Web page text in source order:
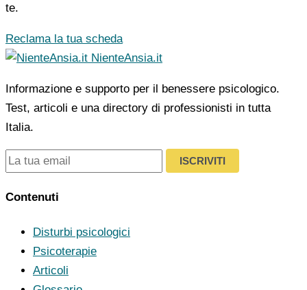
te.
Reclama la tua scheda
NienteAnsia.it
Informazione e supporto per il benessere psicologico.
Test, articoli e una directory di professionisti in tutta
Italia.
ISCRIVITI
Contenuti
Disturbi psicologici
Psicoterapie
Articoli